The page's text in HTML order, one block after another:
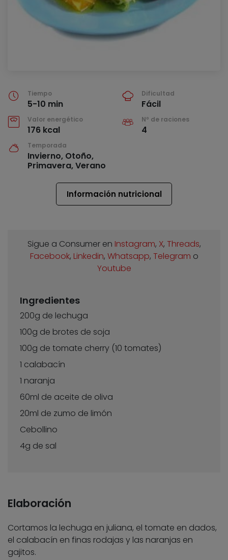
Tiempo
5-10 min
Dificultad
Fácil
Valor energético
176 kcal
Nº de raciones
4
Temporada
Invierno, Otoño,
Primavera, Verano
Información nutricional
Sigue a Consumer en Instagram, X, Threads,
Facebook, Linkedin, Whatsapp, Telegram o
Youtube
Ingredientes
200g de lechuga
100g de brotes de soja
100g de tomate cherry (10 tomates)
1 calabacín
1 naranja
60ml de aceite de oliva
20ml de zumo de limón
Cebollino
4g de sal
Elaboración
Cortamos la lechuga en juliana, el tomate en dados,
el calabacín en finas rodajas y las naranjas en
gajitos.